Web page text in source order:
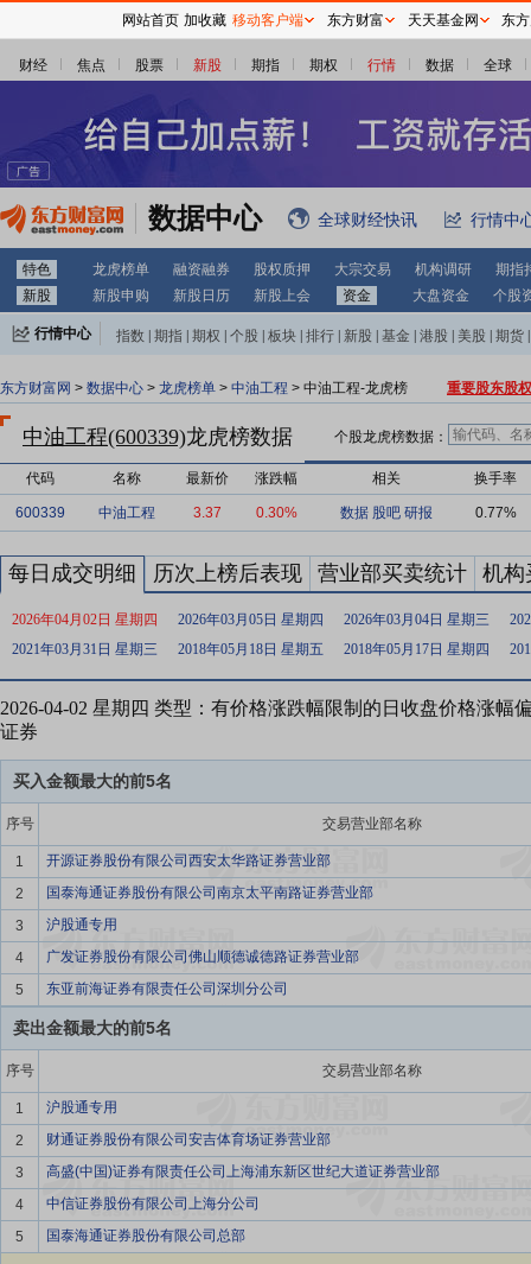
财经 焦点 股票 新股 期指 期权 行情 数据 全球
数据中心 全球财经快讯 行情中
特色 龙虎榜单 融资融券 股权质押 大宗交易 机构调研
期指
新股
新股申购 新股日历 新股上会 资金 大盘资金 个股
行情中心 指数 期指 期权 个股 板块 排行 新股 基金 港股 美股 期货
东方财富网 > 数据中心 > 龙虎榜单 > 中油工程 > 中油工程-龙虎榜 重要股东股
中油工程(600339)龙虎榜数据 个股龙虎榜数据：
代码 名称 最新价 涨跌幅 相关 换手率
600339 中油工程 3.37 0.30% 数据 股吧 研报 0.77%
每日成交明细 历次上榜后表现 营业部买卖统计 机构
2026年04月02日 星期四 2026年03月05日 星期四 2026年03月04日 星期三
2021年03月31日 星期三
2018年05月18日 星期五 2018年05月17日 星期四
2026-04-02 星期四 类型：有价格涨跌幅限制的日收盘价格涨幅
证券
买入金额最大的前5名
序号 交易营业部名称
1
开源证券股份有限公司西安太华路证券营业部
2
国泰海通证券股份有限公司南京太平南路证券营业部
3
沪股通专用
4
广发证券股份有限公司佛山顺德诚德路证券营业部
5
东亚前海证券有限责任公司深圳分公司
卖出金额最大的前5名
序号 交易营业部名称
1
沪股通专用
2
财通证券股份有限公司安吉体育场证券营业部
3
高盛(中国)证券有限责任公司上海浦东新区世纪大道证券营业部
4
中信证券股份有限公司上海分公司
5
国泰海通证券股份有限公司总部
网站首页 加收藏 移动客户端 东方财富 天天基金网 东